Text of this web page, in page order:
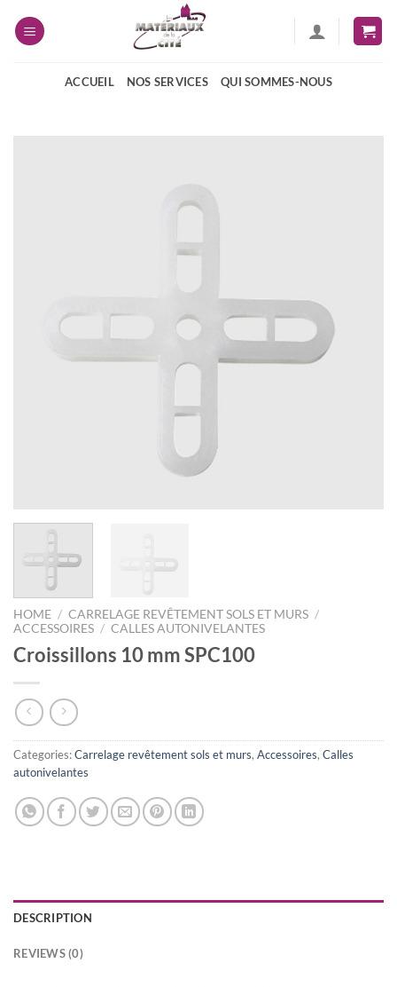
ACCUEIL NOS SERVICES QUI SOMMES-NOUS
HOME / CARRELAGE REVÊTEMENT SOLS ET MURS /
ACCESSOIRES / CALLES AUTONIVELANTES
Croissillons 10 mm SPC100
Categories:Carrelage revêtement sols et murs, Accessoires, Calles
autonivelantes
DESCRIPTION
REVIEWS (0)